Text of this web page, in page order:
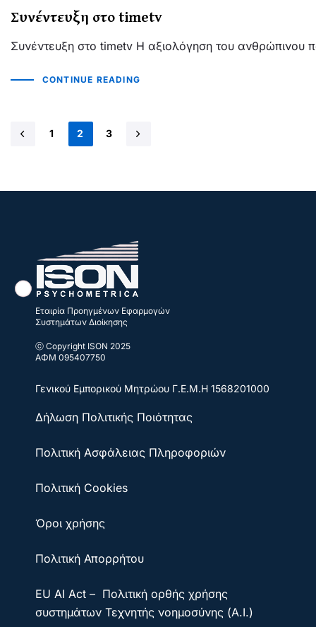
Συνέντευξη στο timetv
Συνέντευξη στο timetv Η αξιολόγηση του ανθρώπινου
CONTINUE READING
1 2 3
Εταιρία Προηγμένων Εφαρμογών
Συστημάτων Διοίκησης
ⓒ Copyright ISON 2025
ΑΦΜ 095407750
Γενικού Εμπορικού Μητρώου Γ.Ε.Μ.Η 1568201000
Δήλωση Πολιτικής Ποιότητας
Πολιτική Ασφάλειας Πληροφοριών
Πολιτική Cookies
Όροι χρήσης
Πολιτική Απορρήτου
EU AI Act – Πολιτική ορθής χρήσης
συστημάτων Τεχνητής νοημοσύνης (A.I.)